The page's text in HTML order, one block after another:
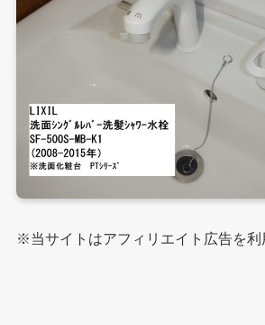
※当サイトはアフィリエイト広告を利